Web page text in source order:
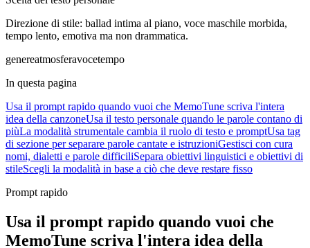
Direzione di stile: ballad intima al piano, voce maschile morbida,
tempo lento, emotiva ma non drammatica.
genereatmosferavocetempo
In questa pagina
Usa il prompt rapido quando vuoi che MemoTune scriva l'intera
idea della canzoneUsa il testo personale quando le parole contano di
piùLa modalità strumentale cambia il ruolo di testo e promptUsa tag
di sezione per separare parole cantate e istruzioniGestisci con cura
nomi, dialetti e parole difficiliSepara obiettivi linguistici e obiettivi di
stileScegli la modalità in base a ciò che deve restare fisso
Prompt rapido
Usa il prompt rapido quando vuoi che
MemoTune scriva l'intera idea della